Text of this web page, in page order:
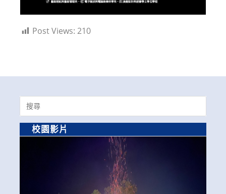
Post Views: 210
Search
for:
校園影片